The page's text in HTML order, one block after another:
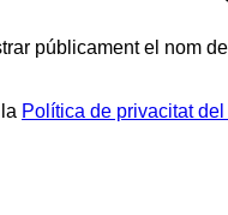
públicament el nom
Política de privacitat